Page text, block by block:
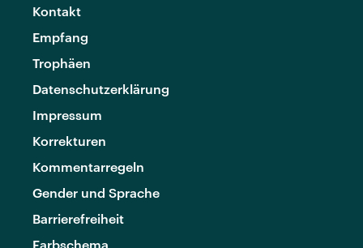
Kontakt
Empfang
Trophäen
Datenschutzerklärung
Impressum
Korrekturen
Kommentarregeln
Gender und Sprache
Barrierefreiheit
Farbschema